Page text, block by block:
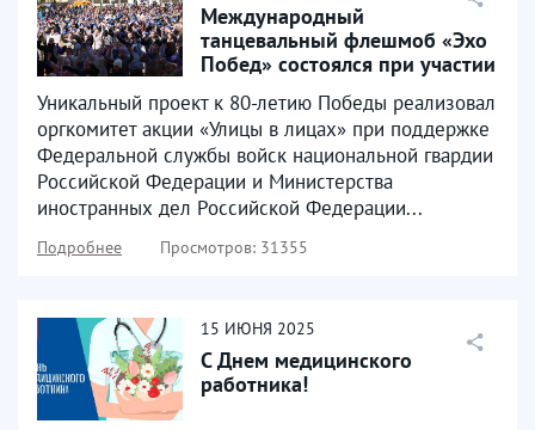
Международный
танцевальный флешмоб «Эхо
Побед» состоялся при участии
представителей Пензенской...
Уникальный проект к 80-летию Победы реализовал
оргкомитет акции «Улицы в лицах» при поддержке
Федеральной службы войск национальной гвардии
Российской Федерации и Министерства
иностранных дел Российской Федерации...
Подробнее Просмотров: 31355
15 ИЮНЯ 2025
С Днем медицинского
работника!